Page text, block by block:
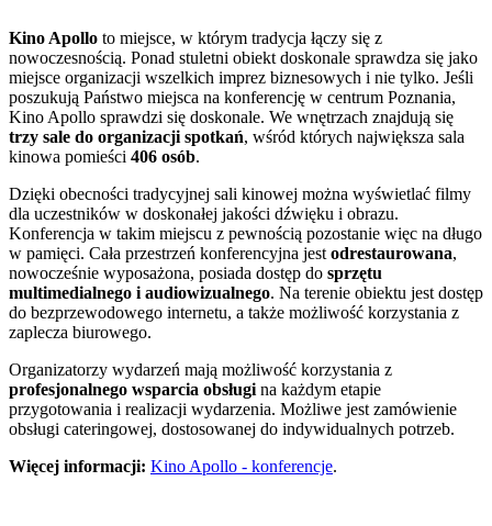
Kino Apollo to miejsce, w którym tradycja łączy się z
nowoczesnością. Ponad stuletni obiekt doskonale sprawdza się jako
miejsce organizacji wszelkich imprez biznesowych i nie tylko. Jeśli
poszukują Państwo miejsca na konferencję w centrum Poznania,
Kino Apollo sprawdzi się doskonale. We wnętrzach znajdują się
trzy sale do organizacji spotkań, wśród których największa sala
kinowa pomieści 406 osób.
Dzięki obecności tradycyjnej sali kinowej można wyświetlać filmy
dla uczestników w doskonałej jakości dźwięku i obrazu.
Konferencja w takim miejscu z pewnością pozostanie więc na długo
w pamięci. Cała przestrzeń konferencyjna jest odrestaurowana,
nowocześnie wyposażona, posiada dostęp do sprzętu
multimedialnego i audiowizualnego. Na terenie obiektu jest dostęp
do bezprzewodowego internetu, a także możliwość korzystania z
zaplecza biurowego.
Organizatorzy wydarzeń mają możliwość korzystania z
profesjonalnego wsparcia obsługi na każdym etapie
przygotowania i realizacji wydarzenia. Możliwe jest zamówienie
obsługi cateringowej, dostosowanej do indywidualnych potrzeb.
Więcej informacji: Kino Apollo - konferencje.